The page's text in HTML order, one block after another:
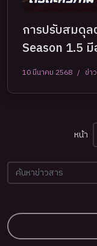
การปรับสมดุ
Season 1.5
เลย(สำหรับค
10 มีนาคม 2568 / ข่า
หน้า